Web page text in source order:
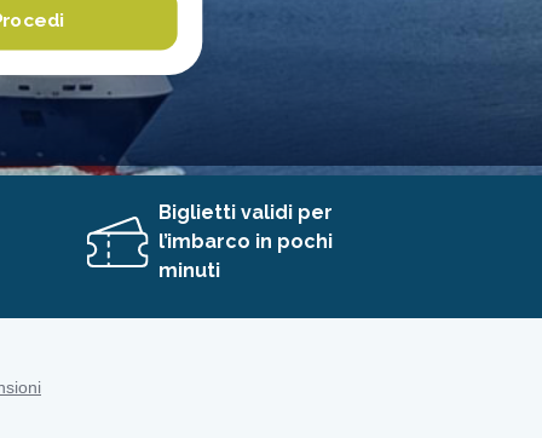
Biglietti validi per
l’imbarco in pochi
minuti